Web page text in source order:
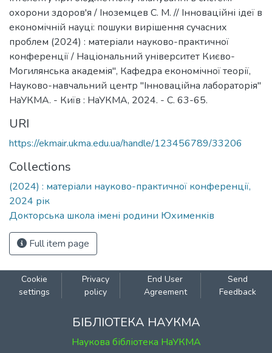
охорони здоров'я / Іноземцев С. М. // Інноваційні ідеї в
економічній науці: пошуки вирішення сучасних
проблем (2024) : матеріали науково-практичної
конференції / Національний університет Києво-
Могилянська академія", Кафедра економічної теорії,
Науково-навчальний центр "Інноваційна лабораторія"
НаУКМА. - Київ : НаУКМА, 2024. - C. 63-65.
URI
https://ekmair.ukma.edu.ua/handle/123456789/33206
Collections
(2024) : матеріали науково-практичної конференції,
2024 рік
Докторська школа імені родини Юхименків
Full item page
Cookie
settings
Privacy
policy
End User
Agreement
Send
Feedback
БІБЛІОТЕКА НАУКМА
Наукова бібліотека НаУКМА